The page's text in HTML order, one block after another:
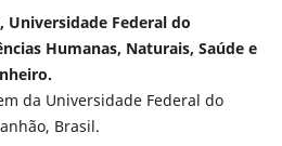
Universidade Federal do
Humanas, Naturais, Saúde e
da Universidade Federal do
Brasil.